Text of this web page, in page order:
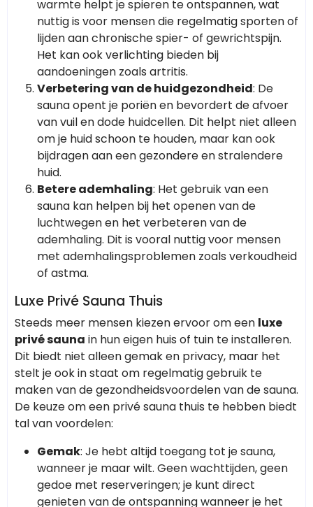
warmte helpt je spieren te ontspannen, wat
nuttig is voor mensen die regelmatig sporten of
lijden aan chronische spier- of gewrichtspijn.
Het kan ook verlichting bieden bij
aandoeningen zoals artritis.
Verbetering van de huidgezondheid: De
sauna opent je poriën en bevordert de afvoer
van vuil en dode huidcellen. Dit helpt niet alleen
om je huid schoon te houden, maar kan ook
bijdragen aan een gezondere en stralendere
huid.
Betere ademhaling: Het gebruik van een
sauna kan helpen bij het openen van de
luchtwegen en het verbeteren van de
ademhaling. Dit is vooral nuttig voor mensen
met ademhalingsproblemen zoals verkoudheid
of astma.
Luxe Privé Sauna Thuis
Steeds meer mensen kiezen ervoor om een luxe
privé sauna in hun eigen huis of tuin te installeren.
Dit biedt niet alleen gemak en privacy, maar het
stelt je ook in staat om regelmatig gebruik te
maken van de gezondheidsvoordelen van de sauna.
De keuze om een privé sauna thuis te hebben biedt
tal van voordelen:
Gemak: Je hebt altijd toegang tot je sauna,
wanneer je maar wilt. Geen wachttijden, geen
gedoe met reserveringen; je kunt direct
genieten van de ontspanning wanneer je het